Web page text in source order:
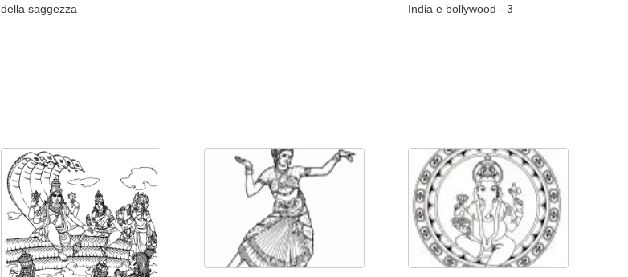
della saggezza
India e bollywood - 3